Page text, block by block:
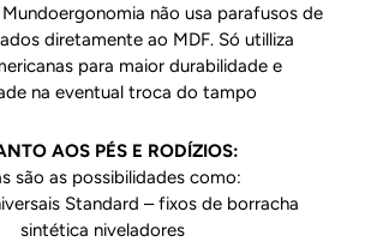
não usa parafusos de
diretamente ao MDF. Só utilliza
para maior durabilidade e
na eventual troca do tampo
AOS PÉS E RODÍZIOS:
são as possibilidades como:
Standard – fixos de borracha
sintética niveladores